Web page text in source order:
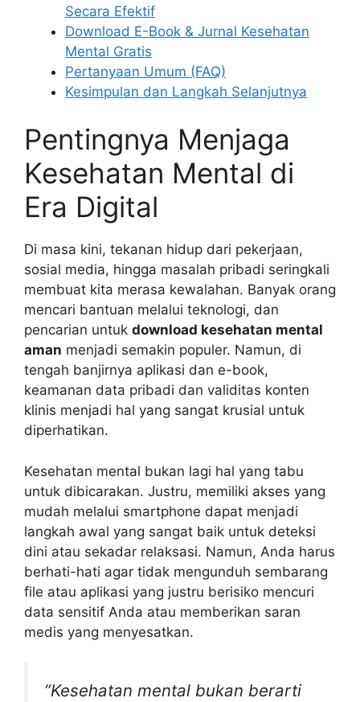
Secara Efektif
Download E-Book & Jurnal Kesehatan
Mental Gratis
Pertanyaan Umum (FAQ)
Kesimpulan dan Langkah Selanjutnya
Pentingnya Menjaga
Kesehatan Mental di
Era Digital
Di masa kini, tekanan hidup dari pekerjaan,
sosial media, hingga masalah pribadi seringkali
membuat kita merasa kewalahan. Banyak orang
mencari bantuan melalui teknologi, dan
pencarian untuk download kesehatan mental
aman menjadi semakin populer. Namun, di
tengah banjirnya aplikasi dan e-book,
keamanan data pribadi dan validitas konten
klinis menjadi hal yang sangat krusial untuk
diperhatikan.
Kesehatan mental bukan lagi hal yang tabu
untuk dibicarakan. Justru, memiliki akses yang
mudah melalui smartphone dapat menjadi
langkah awal yang sangat baik untuk deteksi
dini atau sekadar relaksasi. Namun, Anda harus
berhati-hati agar tidak mengunduh sembarang
file atau aplikasi yang justru berisiko mencuri
data sensitif Anda atau memberikan saran
medis yang menyesatkan.
“Kesehatan mental bukan berarti